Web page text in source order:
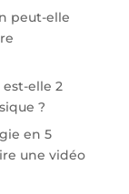
peut-elle
elle 2
?
en 5
une vidéo